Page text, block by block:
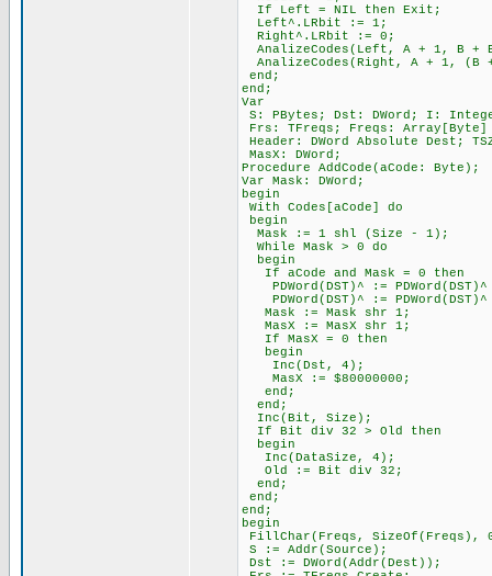
If Left = NIL then Exit;
Left^.LRbit := 1;
Right^.LRbit := 0;
AnalizeCodes(Left, A + 1, B +
AnalizeCodes(Right, A + 1, (B
end;
end;
Var
S: PBytes; Dst: DWord; I:
Frs: TFreqs; Freqs: Array[Byte]
Header: DWord Absolute Dest;
MasX: DWord;
Procedure AddCode(aCode: Byte);
Var Mask: DWord;
begin
With Codes[aCode] do
begin
Mask := 1 shl (Size - 1);
While Mask > 0 do
begin
If aCode and Mask = 0 then
PDWord(DST)^ :=
PDWord(DST)^ :=
Mask := Mask shr 1;
MasX := MasX shr 1;
If MasX = 0 then
begin
Inc(Dst, 4);
MasX := $80000000;
end;
end;
Inc(Bit, Size);
If Bit div 32 > Old then
begin
Inc(DataSize, 4);
Old := Bit div 32;
end;
end;
end;
begin
FillChar(Freqs, SizeOf(Freqs),
S := Addr(Source);
Dst := DWord(Addr(Dest));